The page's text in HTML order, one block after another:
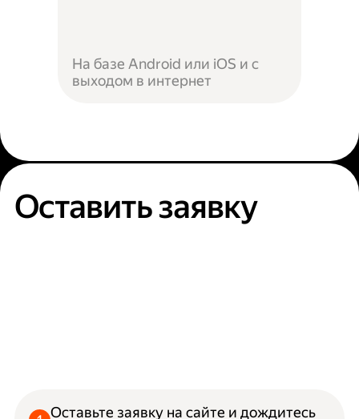
На базе Android или iOS и с
выходом в интернет
Оставить заявку
Оставьте заявку на сайте и дождитесь